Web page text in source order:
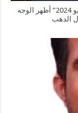
رئيس مصلحة الدمغة والموازين : معرض “نبيو 2024” أظهر الوجه
الدهب